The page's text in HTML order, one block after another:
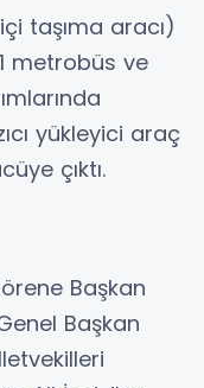
taşıma aracı)
metrobüs ve
yükleyici araç
çıktı.
Başkan
Başkan